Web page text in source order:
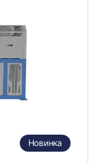
Новинка